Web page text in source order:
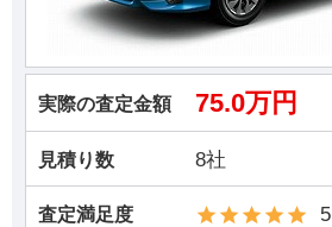
実際の査定金額 75.0万円
見積り数 8社
査定満足度 5